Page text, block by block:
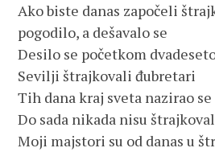
Ako biste danas započeli
pogodilo, a dešavalo se
Desilo se početkom
Sevilji štrajkovali đubretari
Tih dana kraj sveta nazirao
Do sada nikada nisu
Moji majstori su od danas u